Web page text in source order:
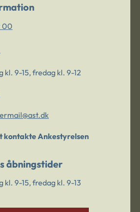
00
kl. 9-15, fredag kl. 9-12
kontakte Ankestyrelsen
åbningstider
kl. 9-15, fredag kl. 9-13